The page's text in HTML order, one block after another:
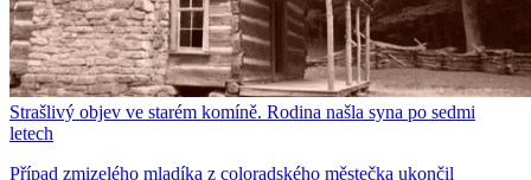
Strašlivý objev ve starém komíně. Rodina našla syna po sedmi
letech
Případ zmizelého mladíka z coloradského městečka ukončil